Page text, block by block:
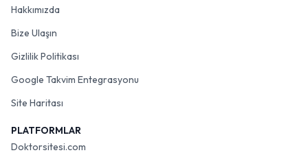
Hakkımızda
Bize Ulaşın
Gizlilik Politikası
Google Takvim Entegrasyonu
Site Haritası
PLATFORMLAR
Doktorsitesi.com